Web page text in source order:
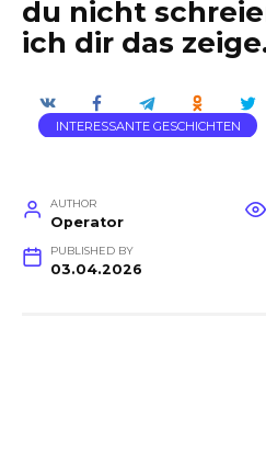
du nicht
ich dir das
INTERESSANTE GESCHICHTEN
AUTHOR
Operator
PUBLISHED BY
03.04.2026